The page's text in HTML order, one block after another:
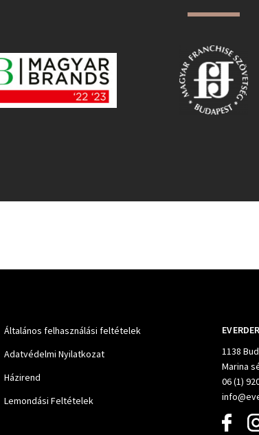
Általános felhasználási feltételek
Adatvédelmi Nyilatkozat
Házirend
Lemondási Feltételek
1138
Marina
06 (1)